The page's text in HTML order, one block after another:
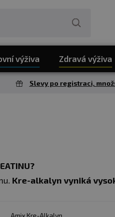
výživa Zdravá výživa
Slevy po registraci,
Kre-alkalyn vyniká
Amix Kre-Alkalyn